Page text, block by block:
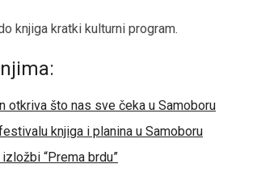
knjiga kratki kulturni program.
otkriva što nas sve čeka u Samoboru
knjiga i planina u Samoboru
“Prema brdu”